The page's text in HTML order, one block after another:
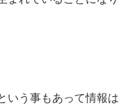
いう事もあって情報は